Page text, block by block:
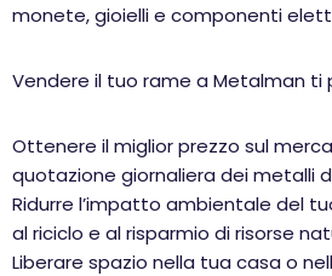
monete, gioielli e componenti
Vendere il tuo rame a Metalman ti
Ottenere il miglior prezzo sul
quotazione giornaliera dei metalli
Ridurre l’impatto ambientale del
al riciclo e al risparmio di risorse
Liberare spazio nella tua casa o